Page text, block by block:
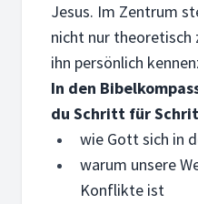
Jesus. Im Zentrum
nicht nur theoretisch
ihn persönlich
In den
du Schritt für
wie Gott sich in
warum unsere
Konflikte ist